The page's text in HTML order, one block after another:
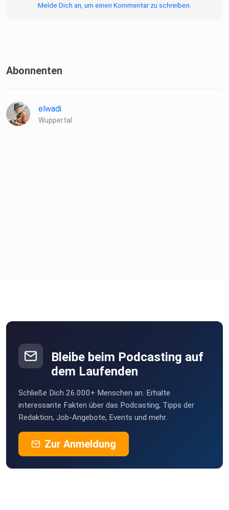
Melde Dich an, um einen Kommentar zu schreiben.
Abonnenten
elwadi
Wuppertal
Bleibe beim Podcasting auf
dem Laufenden
Schließe Dich 26.000+ Menschen an. Erhalte
interessante Fakten über das Podcasting, Tipps der
Redaktion, Job-Angebote, Events und mehr.
Zur Anmeldung